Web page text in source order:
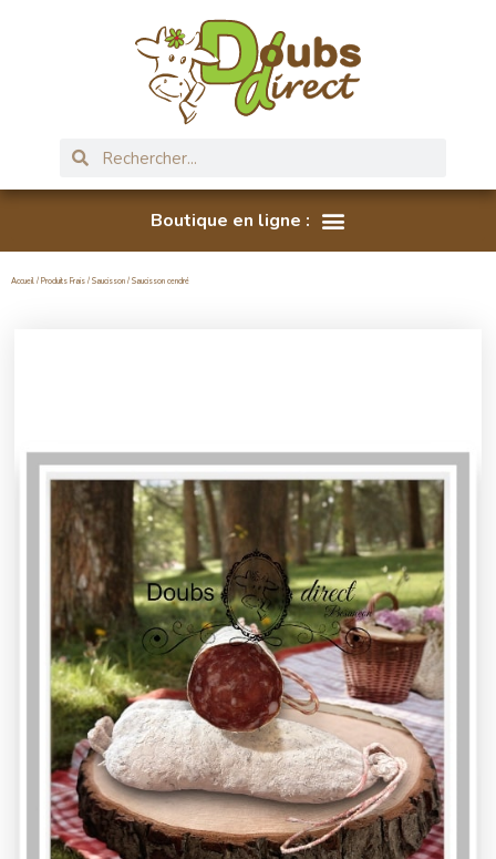
Accueil / Produits Frais / Saucisson / Saucisson cendré